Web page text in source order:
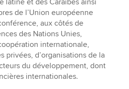
de l’Union européenne
aux côtés de
des Nations Unies,
internationale,
privées, d’organisations de la
du développement, dont
internationales.